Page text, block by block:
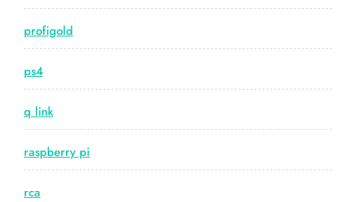
profigold
ps4
q link
raspberry pi
rca